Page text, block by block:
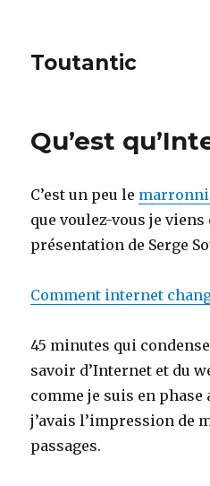
Toutantic
Qu’est
C’est un peu le
que voulez-vous je
présentation de Serge
Comment internet
45 minutes qui
savoir d’Internet et du
comme je suis en phase
j’avais l’impression de
passages.